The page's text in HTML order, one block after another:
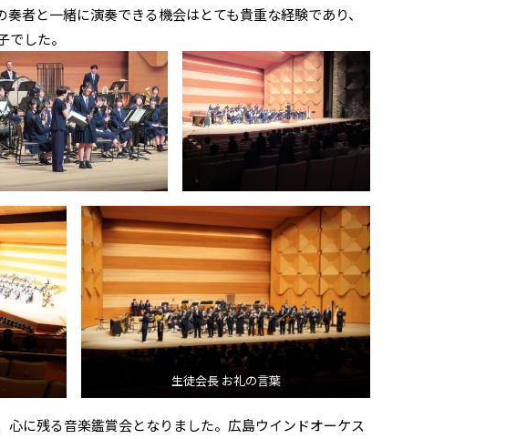
者と一緒に演奏できる機会はとても貴重な経験であり、
した。
生徒会長 お礼の言葉
心に残る音楽鑑賞会となりました。広島ウインドオーケス